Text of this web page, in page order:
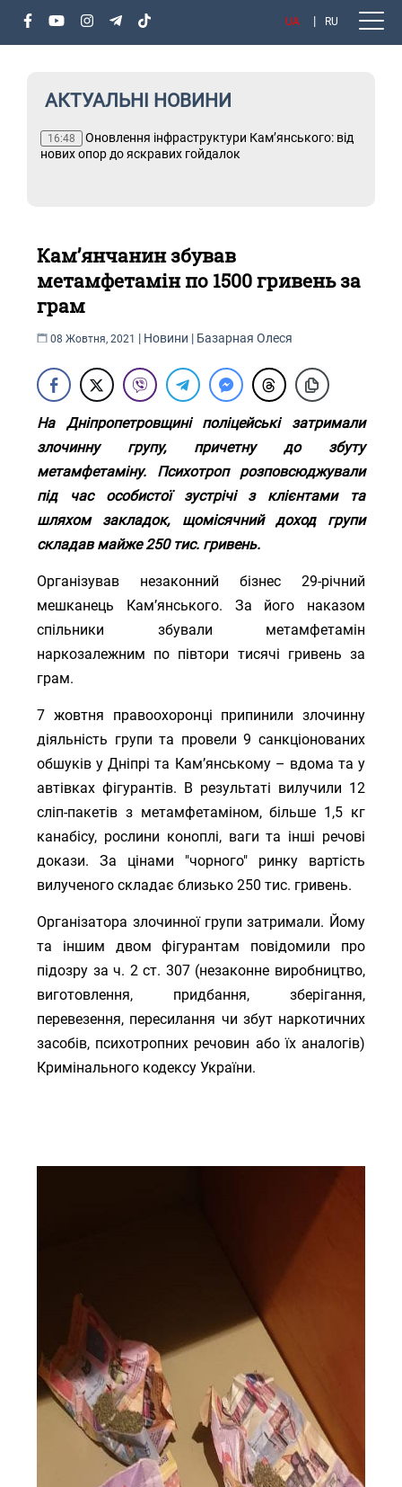
UA RU
АКТУАЛЬНІ НОВИНИ
16:48
Оновлення інфраструктури Кам’янського: від
нових опор до яскравих гойдалок
Кам’янчанин збував
метамфетамін по 1500 гривень за
грам
08 Жовтня, 2021 | Новини | Базарная Олеся
На Дніпропетровщині поліцейські затримали
злочинну групу, причетну до збуту
метамфетаміну. Психотроп розповсюджували
під час особистої зустрічі з клієнтами та
шляхом закладок, щомісячний доход групи
складав майже 250 тис. гривень.
Організував незаконний бізнес 29-річний
мешканець Кам’янського. За його наказом
спільники збували метамфетамін
наркозалежним по півтори тисячі гривень за
грам.
7 жовтня правоохоронці припинили злочинну
діяльність групи та провели 9 санкціонованих
обшуків у Дніпрі та Кам’янському – вдома та у
автівках фігурантів. В результаті вилучили 12
сліп-пакетів з метамфетаміном, більше 1,5 кг
канабісу, рослини коноплі, ваги та інші речові
докази. За цінами "чорного" ринку вартість
вилученого складає близько 250 тис. гривень.
Організатора злочинної групи затримали. Йому
та іншим двом фігурантам повідомили про
підозру за ч. 2 ст. 307 (незаконне виробництво,
виготовлення, придбання, зберігання,
перевезення, пересилання чи збут наркотичних
засобів, психотропних речовин або їх аналогів)
Кримінального кодексу України.